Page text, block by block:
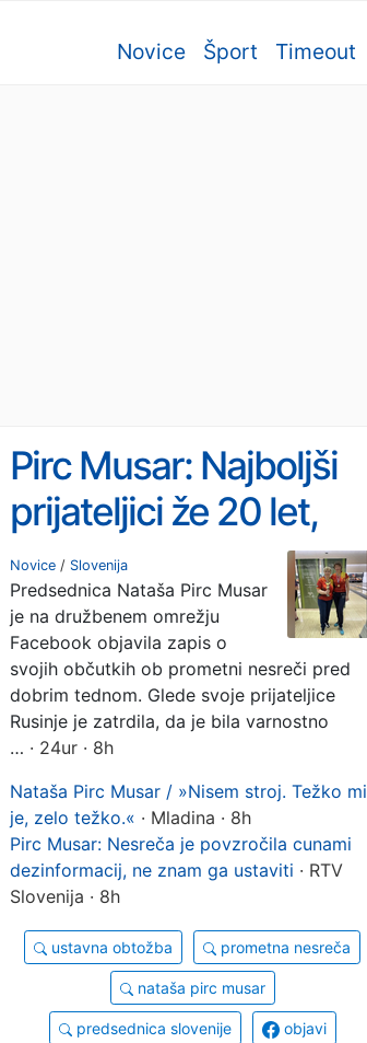
Novice Šport Timeout
Pirc Musar: Najboljši
prijateljici že 20 let,
bila je varnostno
preverjena
Novice / Slovenija
Predsednica Nataša Pirc Musar
je na družbenem omrežju
Facebook objavila zapis o
svojih občutkih ob prometni nesreči pred
dobrim tednom. Glede svoje prijateljice
Rusinje je zatrdila, da je bila varnostno
… · 24ur · 8h
Nataša Pirc Musar / »Nisem stroj. Težko mi
je, zelo težko.« · Mladina · 8h
Pirc Musar: Nesreča je povzročila cunami
dezinformacij, ne znam ga ustaviti · RTV
Slovenija · 8h
ustavna obtožba prometna nesreča
nataša pirc musar
predsednica slovenije objavi